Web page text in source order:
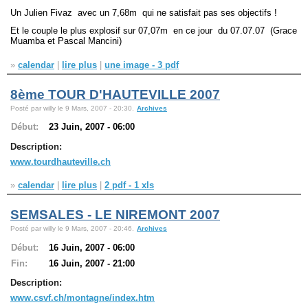
Un Julien Fivaz avec un 7,68m qui ne satisfait pas ses objectifs !
Et le couple le plus explosif sur 07,07m en ce jour du 07.07.07 (Grace
Muamba et Pascal Mancini)
» calendar | lire plus | une image - 3 pdf
8ème TOUR D'HAUTEVILLE 2007
Posté par willy le 9 Mars, 2007 - 20:30. Archives
Début:
23 Juin, 2007 - 06:00
Description:
www.tourdhauteville.ch
» calendar lire plus 2 pdf - 1 xls
SEMSALES - LE NIREMONT 2007
Posté par willy le 9 Mars, 2007 - 20:46. Archives
Début:
16 Juin, 2007 - 06:00
Fin:
16 Juin, 2007 - 21:00
Description:
www.csvf.ch/montagne/index.htm